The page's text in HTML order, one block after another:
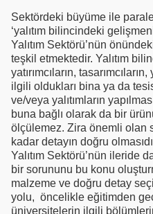
Sektördeki büyüme ile
‘yalıtım bilincindeki
Yalıtım Sektörü’nün
teşkil etmektedir. Yalıtım
yatırımcıların,
ilgili oldukları bina ya da
ve/veya yalıtımların
buna bağlı olarak da bir
ölçülemez. Zira önemli olan
kadar detayın doğru
Yalıtım Sektörü’nün ileride
bir sorununu bu konu
malzeme ve doğru detay
yolu, öncelikle eğitimden
üniversitelerin ilgili